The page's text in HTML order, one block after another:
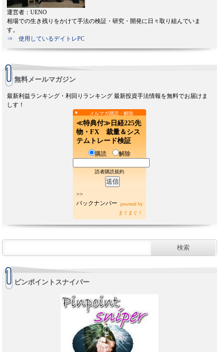
運営者：UENO
相場での生き残りをかけて手法の検証・研究・開発に日々取り組んでいま
す。
⇒ 使用しているデイトレPC
無料メールマガジン
最新利益ランキング・利回りランキング 最新投資手法情報を無料でお届けま
しす！
メルマガ購読・解除
≪特典付≫日経225先
物・FX 裁量＆シス
テムトレード検証
購読 解除
読者購読規約
>>
バックナンバー
powered by
まぐまぐ！
ピンポイントスナイパー